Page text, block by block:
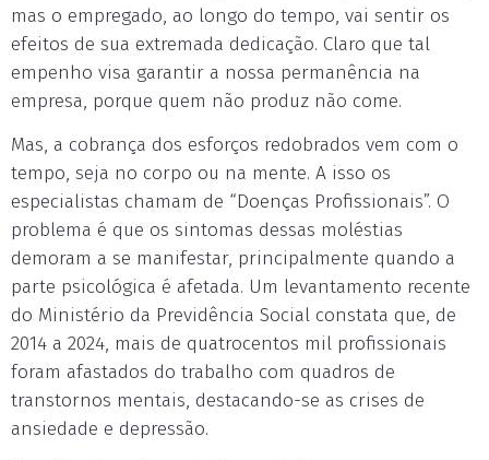
mas o empregado, ao longo do tempo, vai sentir os
efeitos de sua extremada dedicação. Claro que tal
empenho visa garantir a nossa permanência na
empresa, porque quem não produz não come.
Mas, a cobrança dos esforços redobrados vem com o
tempo, seja no corpo ou na mente. A isso os
especialistas chamam de “Doenças Profissionais”. O
problema é que os sintomas dessas moléstias
demoram a se manifestar, principalmente quando a
parte psicológica é afetada. Um levantamento recente
do Ministério da Previdência Social constata que, de
2014 a 2024, mais de quatrocentos mil profissionais
foram afastados do trabalho com quadros de
transtornos mentais, destacando-se as crises de
ansiedade e depressão.